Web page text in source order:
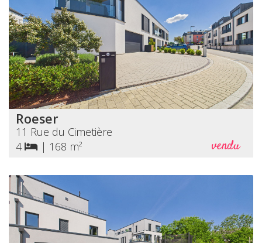
Roeser
11 Rue du Cimetière
4
| 168 m² vendu